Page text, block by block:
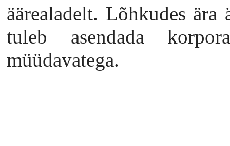
äärealadelt. Lõhkudes ära
tuleb asendada
müüdavatega.